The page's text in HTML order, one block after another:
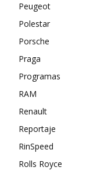
Peugeot
Polestar
Porsche
Praga
Programas
RAM
Renault
Reportaje
RinSpeed
Rolls Royce